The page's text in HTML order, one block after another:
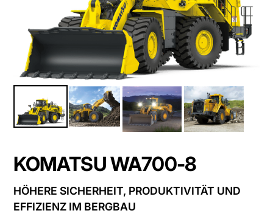
KOMATSU WA700-8
HÖHERE SICHERHEIT, PRODUKTIVITÄT UND
EFFIZIENZ IM BERGBAU